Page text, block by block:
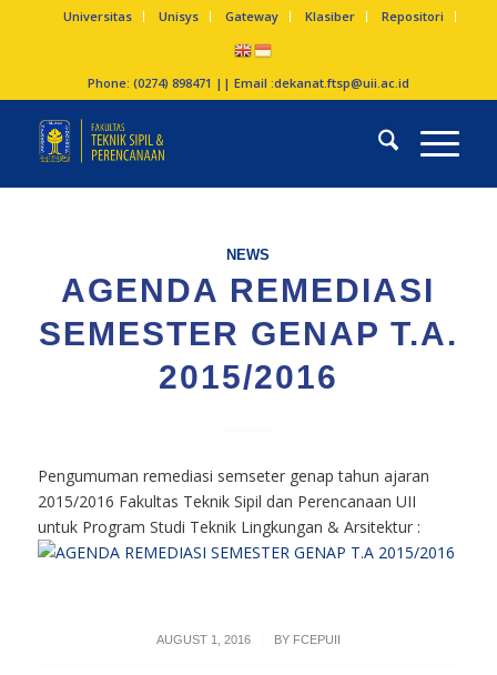
Universitas Unisys Gateway Klasiber Repositori
Phone: (0274) 898471 || Email :dekanat.ftsp@uii.ac.id
NEWS
AGENDA REMEDIASI
SEMESTER GENAP T.A.
2015/2016
Pengumuman remediasi semseter genap tahun ajaran
2015/2016 Fakultas Teknik Sipil dan Perencanaan UII
untuk Program Studi Teknik Lingkungan & Arsitektur :
AUGUST 1, 2016
/ BY FCEPUII